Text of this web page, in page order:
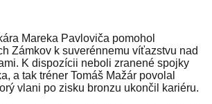
Mareka Pavloviča pomohol
Zámkov k suverénnemu víťazstvu nad
K dispozícii neboli zranené spojky
a tak tréner Tomáš Mažár povolal
vlani po zisku bronzu ukončil kariéru.